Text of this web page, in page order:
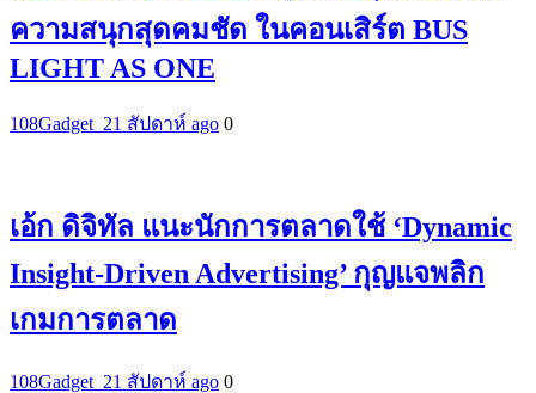
ความสนุกสุดคมชัด ในคอนเสิร์ต BUS
LIGHT AS ONE
108Gadget_21 สัปดาห์ ago 0
เอ้ก ดิจิทัล แนะนักการตลาดใช้ ‘Dynamic
Insight-Driven Advertising’ กุญแจพลิก
เกมการตลาด
108Gadget_21 สัปดาห์ ago 0